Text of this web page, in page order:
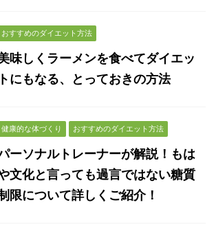
おすすめのダイエット方法
味しくラーメンを食べてダイエッ
トにもなる、とっておきの方法
健康的な体づくり おすすめのダイエット方法
ーソナルトレーナーが解説！もは
文化と言っても過言ではない糖質
限について詳しくご紹介！